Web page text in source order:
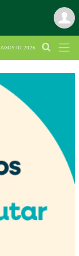
2026